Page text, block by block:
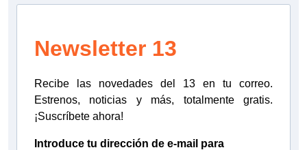
Newsletter 13
Recibe las novedades del 13 en tu correo.
Estrenos, noticias y más, totalmente gratis.
¡Suscríbete ahora!
Introduce tu dirección de e-mail para